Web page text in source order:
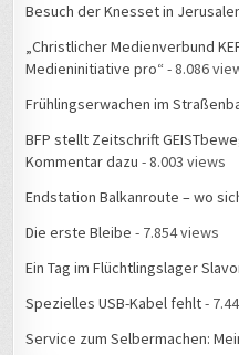
Besuch der Knesset in
„Christlicher Medienverbund
Medieninitiative pro“ - 8.086
Frühlingserwachen im
BFP stellt Zeitschrift
Kommentar dazu - 8.003 views
Endstation Balkanroute – wo
Die erste Bleibe - 7.854 views
Ein Tag im Flüchtlingslager
Spezielles USB-Kabel fehlt-
Service zum Selbermachen: